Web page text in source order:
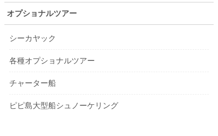
オプショナルツアー
シーカヤック
各種オプショナルツアー
チャーター船
ピピ島大型船シュノーケリング